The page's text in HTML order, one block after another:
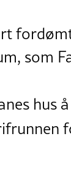
som
hus å